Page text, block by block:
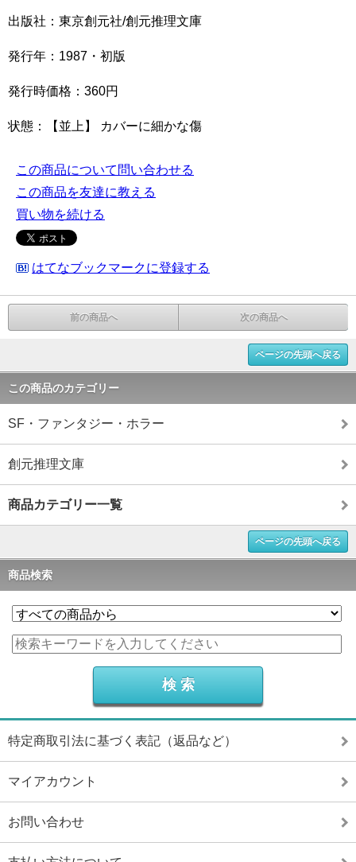
出版社：東京創元社/創元推理文庫
発行年：1987・初版
発行時価格：360円
状態：【並上】 カバーに細かな傷
この商品について問い合わせる
この商品を友達に教える
買い物を続ける
はてなブックマークに登録する
前の商品へ 次の商品へ
ページの先頭へ戻る
この商品のカテゴリー
SF・ファンタジー・ホラー
創元推理文庫
商品カテゴリー一覧
ページの先頭へ戻る
商品検索
特定商取引法に基づく表記（返品など）
マイアカウント
お問い合わせ